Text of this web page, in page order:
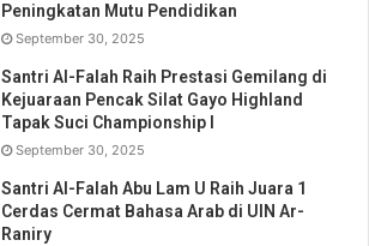
Peningkatan Mutu Pendidikan
September 30, 2025
Santri Al-Falah Raih Prestasi Gemilang di
Kejuaraan Pencak Silat Gayo Highland
Tapak Suci Championship I
September 30, 2025
Santri Al-Falah Abu Lam U Raih Juara 1
Cerdas Cermat Bahasa Arab di UIN Ar-
Raniry